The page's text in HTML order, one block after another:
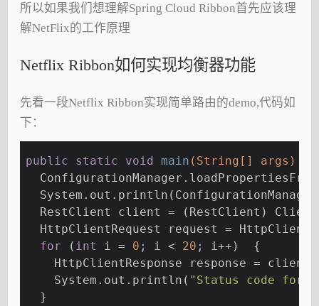
所以如果我们想理解Spring Cloud Ribbon首先应该理
解NetFlix的工作原理
Netflix Ribbon如何实现均衡器功能
先看一段Netflix Ribbon实现简单路由的demo,代码如
下：
public static void main (String[] args)
RestClient client = (RestClient)
HttpClientRequest request =
for ( int i = 0 ; i < 20 ; i++)  {
HttpClientResponse response =
    System.out.println(
"Status code for "
  }